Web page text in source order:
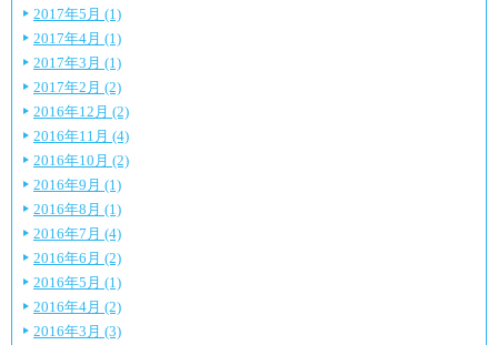
2017年5月 (1)
2017年4月 (1)
2017年3月 (1)
2017年2月 (2)
2016年12月 (2)
2016年11月 (4)
2016年10月 (2)
2016年9月 (1)
2016年8月 (1)
2016年7月 (4)
2016年6月 (2)
2016年5月 (1)
2016年4月 (2)
2016年3月 (3)